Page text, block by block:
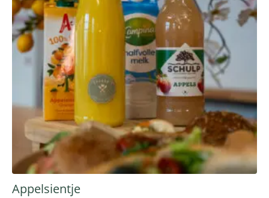
Appelsientje